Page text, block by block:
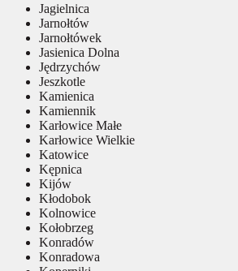
Jagielnica
Jarnołtów
Jarnołtówek
Jasienica Dolna
Jędrzychów
Jeszkotle
Kamienica
Kamiennik
Karłowice Małe
Karłowice Wielkie
Katowice
Kępnica
Kijów
Kłodobok
Kolnowice
Kołobrzeg
Konradów
Konradowa